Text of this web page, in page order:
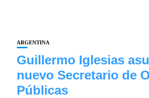
ARGENTINA
Guillermo Iglesias
nuevo Secretario de
Públicas